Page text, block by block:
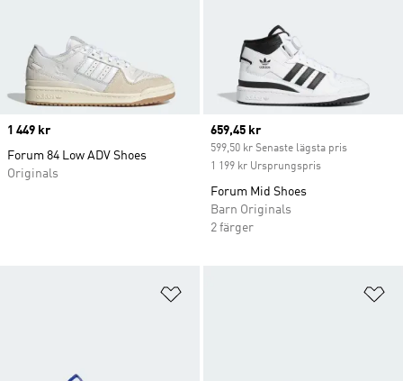
Price
1 449 kr
Forum 84 Low ADV Shoes
Originals
Current price
659,45 kr
599,50 kr Senaste lägsta pris
1 199 kr Ursprungspris
Forum Mid Shoes
Barn Originals
2 färger